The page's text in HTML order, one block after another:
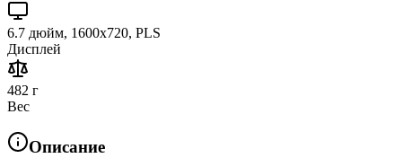
6.7 дюйм, 1600x720, PLS
Дисплей
482 г
Вес
Описание